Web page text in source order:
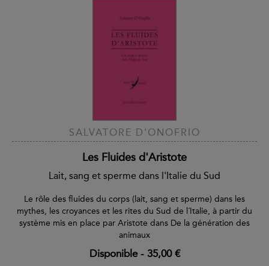
SALVATORE D'ONOFRIO
Les Fluides d'Aristote
Lait, sang et sperme dans l'Italie du Sud
Le rôle des fluides du corps (lait, sang et sperme) dans les
mythes, les croyances et les rites du Sud de l´Italie, à partir du
système mis en place par Aristote dans De la génération des
animaux
Disponible- 35,00 €